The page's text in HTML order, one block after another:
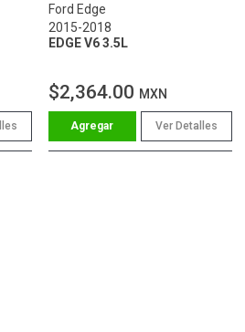
Ford Edge
2015-2018
EDGE V6 3.5L
$2,364.00 MXN
Ver Detalles